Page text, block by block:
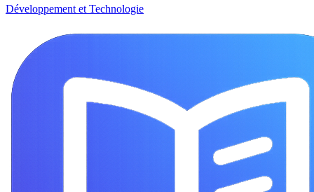
Développement et Technologie